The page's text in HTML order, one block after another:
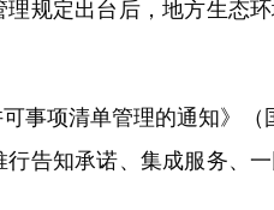
规定出台后，地方生态
项清单管理的通知》（
告知承诺、集成服务、